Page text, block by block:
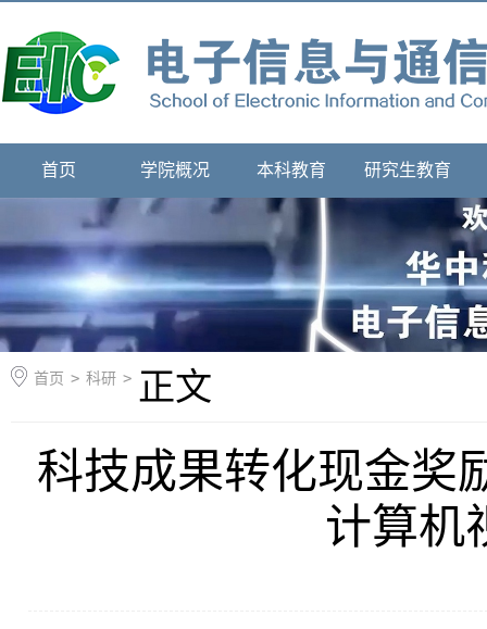
首页 学院概况 本科教育 研究生教育
首页 > 科研 > 正文
科技成果转化现金
计算机